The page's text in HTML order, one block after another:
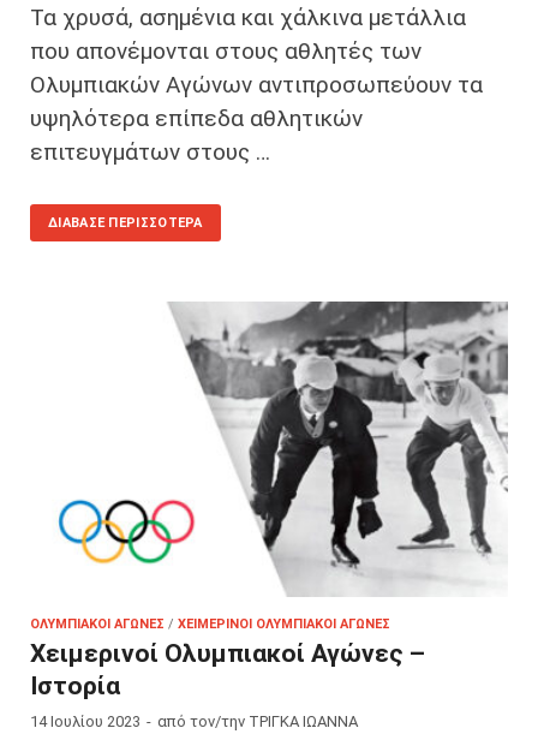
Τα χρυσά, ασημένια και χάλκινα μετάλλια
που απονέμονται στους αθλητές των
Ολυμπιακών Αγώνων αντιπροσωπεύουν τα
υψηλότερα επίπεδα αθλητικών
επιτευγμάτων στους …
ΔΙΆΒΑΣΕ ΠΕΡΙΣΣΌΤΕΡΑ
ΟΛΥΜΠΙΑΚΟΊ ΑΓΏΝΕΣ / ΧΕΙΜΕΡΙΝΟΊ ΟΛΥΜΠΙΑΚΟΊ ΑΓΏΝΕΣ
Χειμερινοί Ολυμπιακοί Αγώνες –
Ιστορία
14 Ιουλίου 2023 - από τον/την ΤΡΙΓΚΑ ΙΩΑΝΝΑ